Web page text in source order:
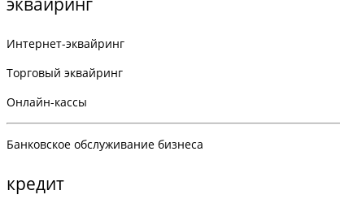
Интернет-эквайринг
Торговый эквайринг
Онлайн-кассы
Банковское обслуживание бизнеса
кредит